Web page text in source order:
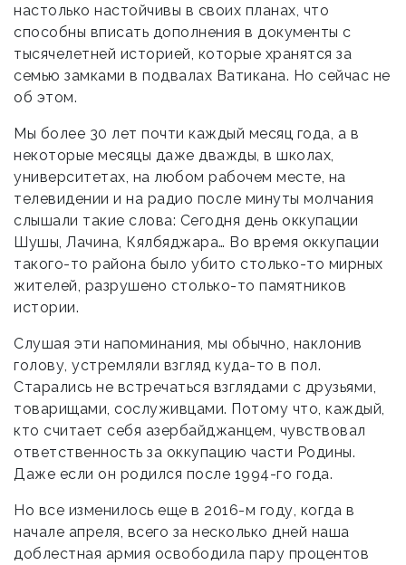
настолько настойчивы в своих планах, что
способны вписать дополнения в документы с
тысячелетней историей, которые хранятся за
семью замками в подвалах Ватикана. Но сейчас не
об этом.
Мы более 30 лет почти каждый месяц года, а в
некоторые месяцы даже дважды, в школах,
университетах, на любом рабочем месте, на
телевидении и на радио после минуты молчания
слышали такие слова: Сегодня день оккупации
Шушы, Лачина, Кялбяджара… Во время оккупации
такого-то района было убито столько-то мирных
жителей, разрушено столько-то памятников
истории.
Слушая эти напоминания, мы обычно, наклонив
голову, устремляли взгляд куда-то в пол.
Старались не встречаться взглядами с друзьями,
товарищами, сослуживцами. Потому что, каждый,
кто считает себя азербайджанцем, чувствовал
ответственность за оккупацию части Родины.
Даже если он родился после 1994-го года.
Но все изменилось еще в 2016-м году, когда в
начале апреля, всего за несколько дней наша
доблестная армия освободила пару процентов